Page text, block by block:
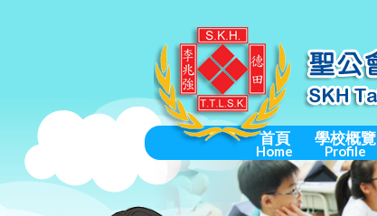
首頁
Home
學校概覽
Profile